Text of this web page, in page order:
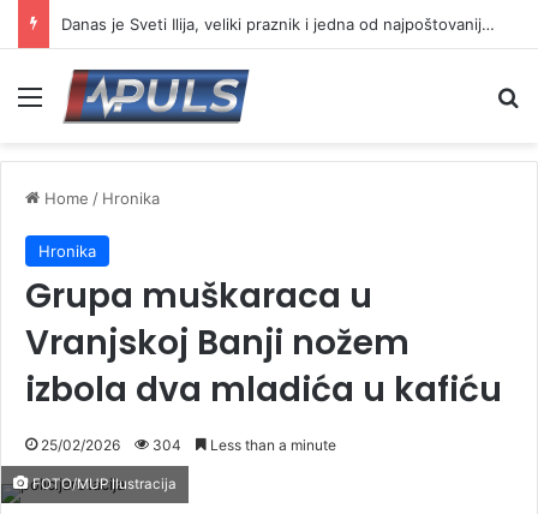
Danas je Sveti Ilija, veliki praznik i jedna od najpoštovanijih slava
Menu
Home / Hronika
Hronika
Grupa muškaraca u
Vranjskoj Banji nožem
izbola dva mladića u kafiću
25/02/2026 304 Less than a minute
FOTO/MUP Ilustracija